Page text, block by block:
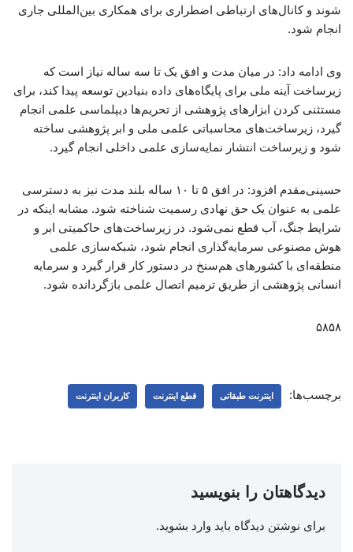
شوند و کانال‌های ارتباطی اضطراری برای همکاری بین‌المللی جاری
انجام شود.
وی ادامه داد: در میان مدت و افق یک تا سه ساله نیاز است که
زیرساخت آینه ملی برای پایگاه‌های داده بنیادین توسعه پیدا کند، برای
مستثنی کردن ابزارهای پژوهشی از تحریم‌ها دیپلماسی علمی انجام
گیرد، زیرساخت‌های محاسباتی علمی ملی و ابر پژوهشی ساخته
شود و زیرساخت انتشار نمایه‌سازی علمی داخلی انجام گیرد.
حسینی‌مقدم افزود: در افق ۵ تا ۱۰ ساله بلند مدت نیز به دسترسی
علمی به عنوان یک حق نهادی رسمیت شناخته شود. مشابه اینکه در
شرایط جنگ، آب قطع نمی‌شود. در زیرساخت‌های حاکمیتی ابر و
هوش مصنوعی سرمایه‌گذاری انجام شود، شبکه‌سازی علمی
منطقه‌ای با کشورهای هم‌سنخ در دستور کار قرار گیرد و سرمایه
انسانی پژوهشی از طریق ترمیم اتصال علمی بازگردانده شود.
۵۸۵۸
برچسب‌ها: اینترنت طبقاتی قطع اینترنت کاربران اینترنت
دیدگاهتان را بنویسید
برای نوشتن دیدگاه باید وارد بشوید.